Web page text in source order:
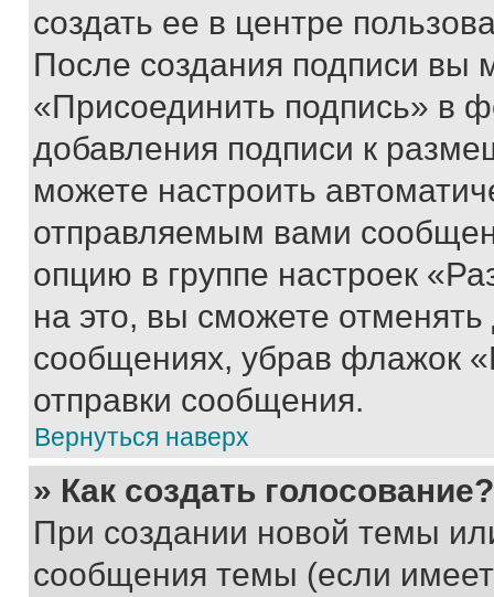
создать ее в центре
После создания подписи вы
«Присоединить подпись» в
добавления подписи к
можете настроить
отправляемым вами
опцию в группе настроек
на это, вы сможете
сообщениях, убрав флажок
отправки сообщения.
Вернуться наверх
» Как создать голосование?
При создании новой темы
сообщения темы (если